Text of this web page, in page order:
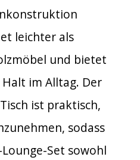
leichter als
und bietet
im Alltag. Der
ist praktisch,
sodass
Set sowohl